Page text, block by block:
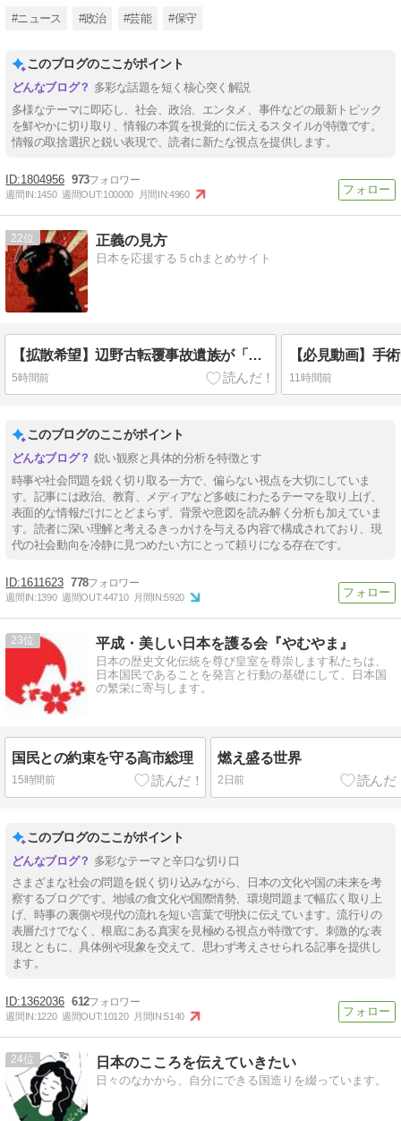
#ニュース #政治 #芸能 #保守
このブログのここがポイント
多彩な話題を短く核心突く解説
多様なテーマに即応し、社会、政治、エンタメ、事件などの最新トピック
を鮮やかに切り取り、情報の本質を視覚的に伝えるスタイルが特徴です。
情報の取捨選択と鋭い表現で、読者に新たな視点を提供します。
1804956 973
週間IN:1450 週間OUT:100000 月間IN:4960
22 正義の見方
日本を応援する５chまとめサイト
【拡散希望】辺野古転覆事故遺族が「全容解明と再発防止を求める会」設立 継続的に活動するためと説明、クラファン立ち上げも準備
5時間前 11時間前
このブログのここがポイント
鋭い観察と具体的分析を特徴とす
時事や社会問題を鋭く切り取る一方で、偏らない視点を大切にしていま
す。記事には政治、教育、メディアなど多岐にわたるテーマを取り上げ、
表面的な情報だけにとどまらず、背景や意図を読み解く分析も加えていま
す。読者に深い理解と考えるきっかけを与える内容で構成されており、現
代の社会動向を冷静に見つめたい方にとって頼りになる存在です。
1611623 778
週間IN:1390 週間OUT:44710 月間IN:5920
23 平成・美しい日本を護る会『やむやま』
日本の歴史文化伝統を尊び皇室を尊崇します私たちは、
日本国民であることを発言と行動の基礎にして、日本国
の繁栄に寄与します。
国民との約束を守る高市総理
15時間前
燃え盛る世界
2日前
このブログのここがポイント
多彩なテーマと辛口な切り口
さまざまな社会の問題を鋭く切り込みながら、日本の文化や国の未来を考
察するブログです。地域の食文化や国際情勢、環境問題まで幅広く取り上
げ、時事の裏側や現代の流れを短い言葉で明快に伝えています。流行りの
表層だけでなく、根底にある真実を見極める視点が特徴です。刺激的な表
現とともに、具体例や現象を交えて、思わず考えさせられる記事を提供し
ます。
1362036 612
週間IN:1220 週間OUT:10120 月間IN:5140
24 日本のこころを伝えていきたい
日々のなかから、自分にできる国造りを綴っています。